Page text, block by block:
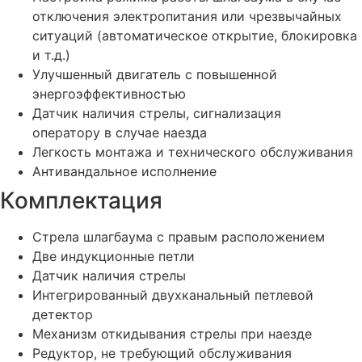
отключения электропитания или чрезвычайных
ситуаций (автоматическое открытие, блокировка
и т.д.)
Улучшенный двигатель с повышенной
энергоэффективностью
Датчик наличия стрелы, сигнализация
оператору в случае наезда
Легкость монтажа и технического обслуживания
Антивандальное исполнение
Комплектация
Стрела шлагбаума с правым расположением
Две индукционные петли
Датчик наличия стрелы
Интегрированный двухканальный петлевой
детектор
Механизм откидывания стрелы при наезде
Редуктор, не требующий обслуживания